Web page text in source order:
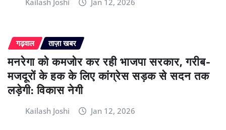
Kailash Joshi Jan 12, 2026
गढ़वाल ताज़ा खबर
मनरेगा को कमजोर कर रही भाजपा सरकार, गरीब-
मजदूरों के हक के लिए कांग्रेस सड़क से सदन तक
लड़ेगी: विकास नेगी
Kailash Joshi Jan 12, 2026